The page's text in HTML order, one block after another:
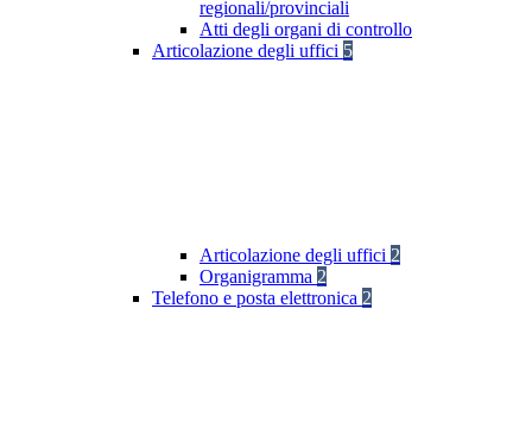
regionali/provinciali
Atti degli organi di controllo
Articolazione degli uffici 5
Articolazione degli uffici 2
Organigramma 2
Telefono e posta elettronica 2